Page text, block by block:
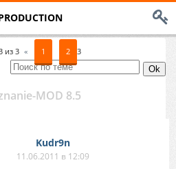
из 3 « 1 2 3
MOD 8.5
Kudr9n
11.06.2011 в 12:09